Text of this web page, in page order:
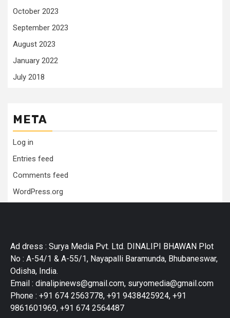
October 2023
September 2023
August 2023
January 2022
July 2018
META
Log in
Entries feed
Comments feed
WordPress.org
Ad dress : Surya Media Pvt. Ltd. DINALIPI BHAWAN Plot
No : A-54/1 & A-55/1, Nayapalli Baramunda, Bhubaneswar,
Odisha, India.
Email : dinalipinews@gmail.com, suryomedia@gmail.com
Phone : +91 674 2563778, +91 9438425924, +91
9861601969, +91 674 2564487